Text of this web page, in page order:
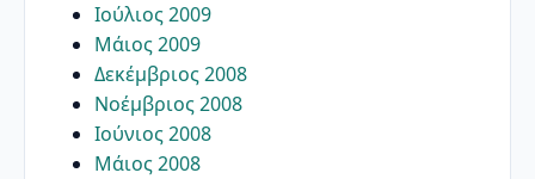
Ιούλιος 2009
Μάιος 2009
Δεκέμβριος 2008
Νοέμβριος 2008
Ιούνιος 2008
Μάιος 2008